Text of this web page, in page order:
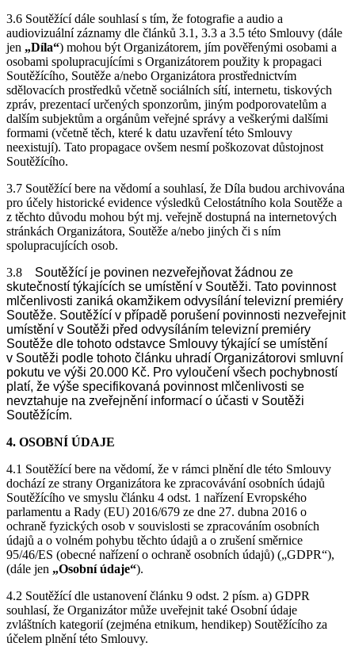
3.6 Soutěžící dále souhlasí s tím, že fotografie a audio a
audiovizuální záznamy dle článků 3.1, 3.3 a 3.5 této Smlouvy (dále
jen „Díla“) mohou být Organizátorem, jím pověřenými osobami a
osobami spolupracujícími s Organizátorem použity k propagaci
Soutěžícího, Soutěže a/nebo Organizátora prostřednictvím
sdělovacích prostředků včetně sociálních sítí, internetu, tiskových
zpráv, prezentací určených sponzorům, jiným podporovatelům a
dalším subjektům a orgánům veřejné správy a veškerými dalšími
formami (včetně těch, které k datu uzavření této Smlouvy
neexistují). Tato propagace ovšem nesmí poškozovat důstojnost
Soutěžícího.
3.7 Soutěžící bere na vědomí a souhlasí, že Díla budou archivována
pro účely historické evidence výsledků Celostátního kola Soutěže a
z těchto důvodu mohou být mj. veřejně dostupná na internetových
stránkách Organizátora, Soutěže a/nebo jiných či s ním
spolupracujících osob.
3.8
Soutěžící je povinen nezveřejňovat žádnou ze
skutečností týkajících se umístění v Soutěži. Tato povinnost
mlčenlivosti zaniká okamžikem odvysílání televizní premiéry
Soutěže. Soutěžící v případě porušení povinnosti nezveřejnit
umístění v Soutěži před odvysíláním televizní premiéry
Soutěže dle tohoto odstavce Smlouvy týkající se umístění
v Soutěži podle tohoto článku uhradí Organizátorovi smluvní
pokutu ve výši 20.000 Kč. Pro vyloučení všech pochybností
platí, že výše specifikovaná povinnost mlčenlivosti se
nevztahuje na zveřejnění informací o účasti v Soutěži
Soutěžícím.
4. OSOBNÍ ÚDAJE
4.1 Soutěžící bere na vědomí, že v rámci plnění dle této Smlouvy
dochází ze strany Organizátora ke zpracovávání osobních údajů
Soutěžícího ve smyslu článku 4 odst. 1 nařízení Evropského
parlamentu a Rady (EU) 2016/679 ze dne 27. dubna 2016 o
ochraně fyzických osob v souvislosti se zpracováním osobních
údajů a o volném pohybu těchto údajů a o zrušení směrnice
95/46/ES (obecné nařízení o ochraně osobních údajů) („GDPR“),
(dále jen „Osobní údaje“).
4.2 Soutěžící dle ustanovení článku 9 odst. 2 písm. a) GDPR
souhlasí, že Organizátor může uveřejnit také Osobní údaje
zvláštních kategorií (zejména etnikum, hendikep) Soutěžícího za
účelem plnění této Smlouvy.